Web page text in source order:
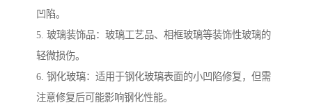
凹陷。
5. 玻璃装饰品：玻璃工艺品、相框玻璃等装饰性玻璃的
轻微损伤。
6. 钢化玻璃：适用于钢化玻璃表面的小凹陷修复，但需
注意修复后可能影响钢化性能。